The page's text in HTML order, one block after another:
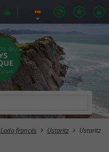
Lado francés Ustaritz Ustaritz